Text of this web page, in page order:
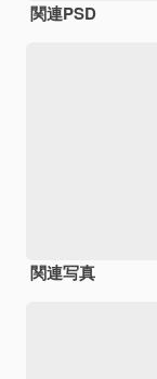
関連PSD
関連写真